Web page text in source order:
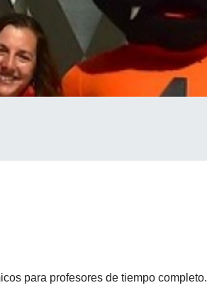
para profesores de tiempo completo.